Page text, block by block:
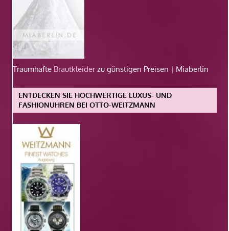
Traumhafte Brautkleiderzu günstigen Preisen | Miaberlin
ENTDECKEN SIE HOCHWERTIGE LUXUS- UND
FASHIONUHREN BEI OTTO-WEITZMANN